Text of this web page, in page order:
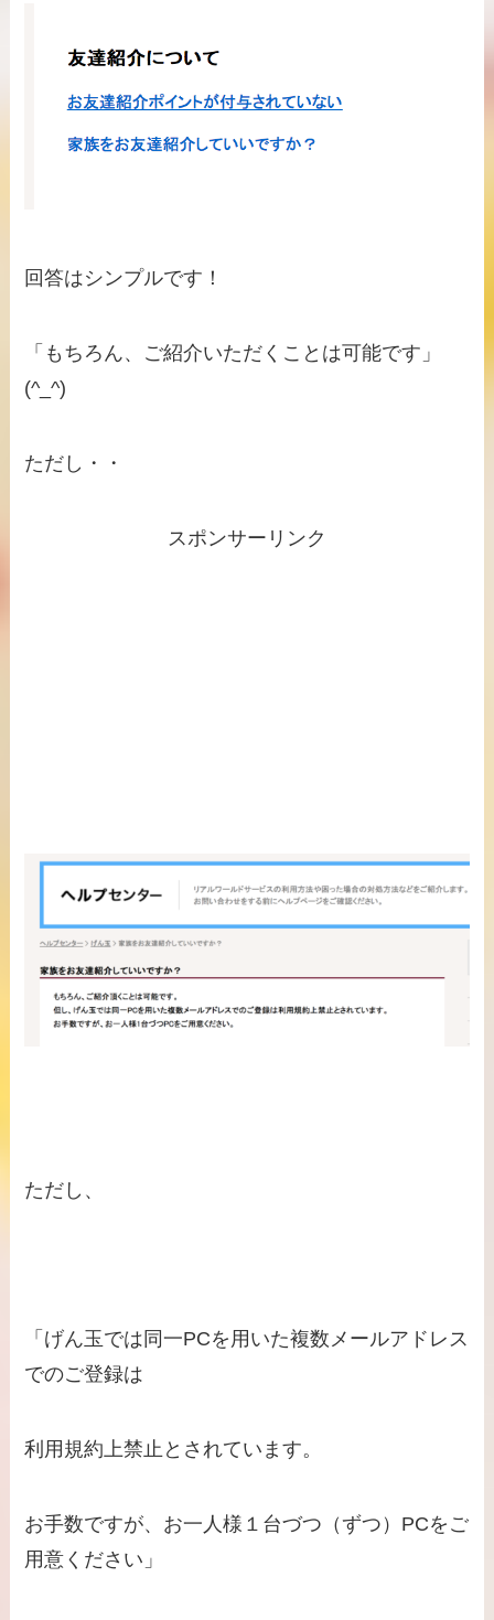
回答はシンプルです！
「もちろん、ご紹介いただくことは可能です」
(^_^)
ただし・・
スポンサーリンク
ただし、
「げん玉では同一PCを用いた複数メールアドレス
でのご登録は
利用規約上禁止とされています。
お手数ですが、お一人様１台づつ（ずつ）PCをご
用意ください」